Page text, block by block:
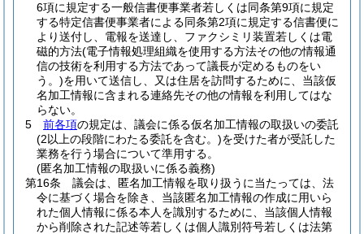
6項に規定する一般信書便事業者若しくは同条第9項に規定
する特定信書便事業者による同条第2項に規定する信書便に
より送付し、電報を送達し、ファクシミリ装置若しくは電
磁的方法(電子情報処理組織を使用する方法その他の情報通
信の技術を利用する方法であって議長が定めるものをい
う。)を用いて送信し、又は住居を訪問するために、当該仮
名加工情報に含まれる連絡先その他の情報を利用してはな
らない。
5
前各項の規定は、議会に係る仮名加工情報の取扱いの委託
(2以上の段階にわたる委託を含む。)を受けた者が受託した
業務を行う場合について準用する。
(匿名加工情報の取扱いに係る義務)
第16条
議会は、匿名加工情報を取り扱うに当たっては、法
令に基づく場合を除き、当該匿名加工情報の作成に用いら
れた個人情報に係る本人を識別するために、当該個人情報
から削除された記述等若しくは個人識別符号若しくは法第